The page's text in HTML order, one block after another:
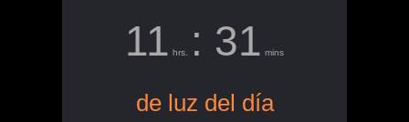
11 hrs. : 31 mins
de luz del día